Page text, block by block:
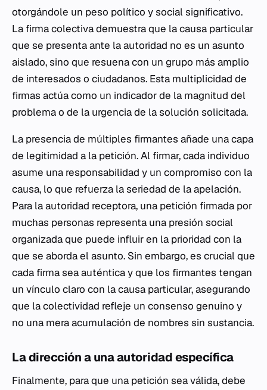
otorgándole un peso político y social significativo.
La firma colectiva demuestra que la causa particular
que se presenta ante la autoridad no es un asunto
aislado, sino que resuena con un grupo más amplio
de interesados o ciudadanos. Esta multiplicidad de
firmas actúa como un indicador de la magnitud del
problema o de la urgencia de la solución solicitada.
La presencia de múltiples firmantes añade una capa
de legitimidad a la petición. Al firmar, cada individuo
asume una responsabilidad y un compromiso con la
causa, lo que refuerza la seriedad de la apelación.
Para la autoridad receptora, una petición firmada por
muchas personas representa una presión social
organizada que puede influir en la prioridad con la
que se aborda el asunto. Sin embargo, es crucial que
cada firma sea auténtica y que los firmantes tengan
un vínculo claro con la causa particular, asegurando
que la colectividad refleje un consenso genuino y
no una mera acumulación de nombres sin sustancia.
La dirección a una autoridad específica
Finalmente, para que una petición sea válida, debe